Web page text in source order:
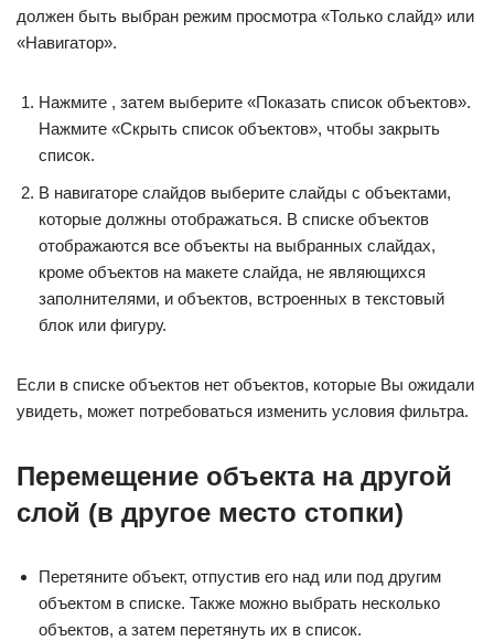
должен быть выбран режим просмотра «Только слайд» или
«Навигатор».
Нажмите , затем выберите «Показать список объектов».
Нажмите «Скрыть список объектов», чтобы закрыть
список.
В навигаторе слайдов выберите слайды с объектами,
которые должны отображаться. В списке объектов
отображаются все объекты на выбранных слайдах,
кроме объектов на макете слайда, не являющихся
заполнителями, и объектов, встроенных в текстовый
блок или фигуру.
Если в списке объектов нет объектов, которые Вы ожидали
увидеть, может потребоваться изменить условия фильтра.
Перемещение объекта на другой
слой (в другое место стопки)
Перетяните объект, отпустив его над или под другим
объектом в списке. Также можно выбрать несколько
объектов, а затем перетянуть их в список.